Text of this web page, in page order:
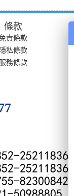
條款
責條款
隱私條款
服務條款